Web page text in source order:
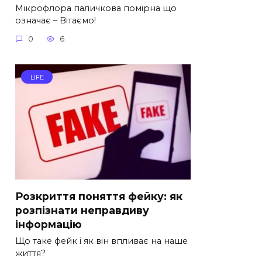
Мікрофлора паличкова помірна що
означає – Вітаємо!
0 6
LIFE
Розкриття поняття фейку: як
розпізнати неправдиву
інформацію
Що таке фейк і як він впливає на наше
життя?